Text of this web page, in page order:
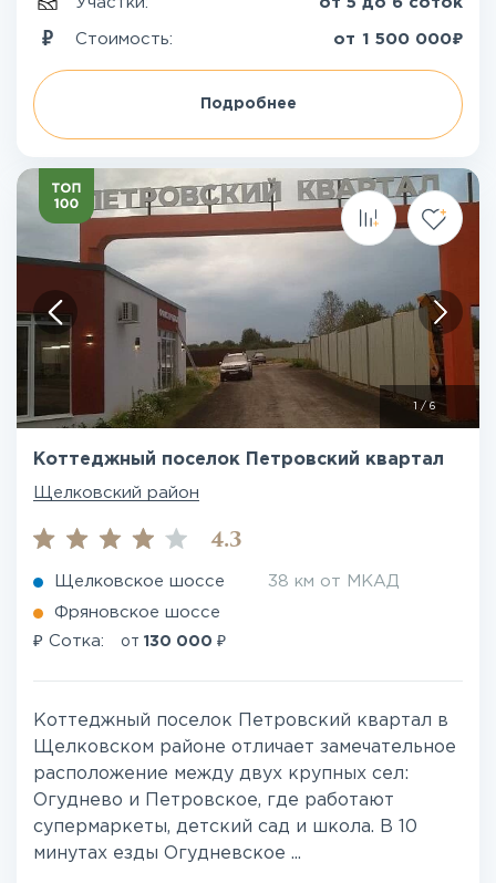
Стоимость: от 1 500 000₽
Подробнее
/ 6
Коттеджный поселок Петровский квартал
Щелковский район
4.3
Щелковское шоссе 38 км от МКАД
Фряновское шоссе
₽ Сотка: от 130 000 ₽
Коттеджный поселок Петровский квартал в
Щелковском районе отличает замечательное
расположение между двух крупных сел:
Огуднево и Петровское, где работают
супермаркеты, детский сад и школа. В 10
минутах езды Огудневское ...